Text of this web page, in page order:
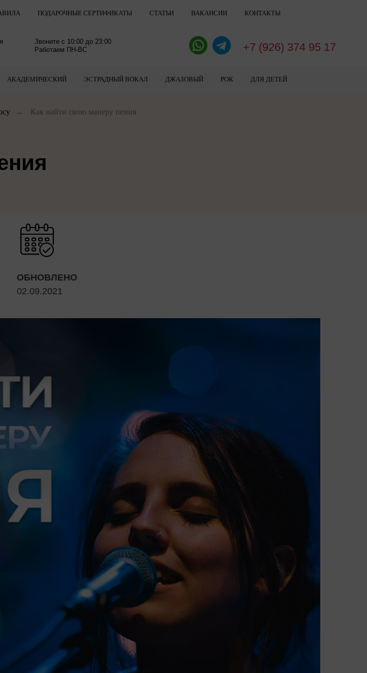
ПОДАРОЧНЫЕ СЕРТИФИКАТЫ СТАТЬИ ВАКАНСИИ КОНТАКТЫ
+7 (926) 374 95 17
Звоните с 10:00 до 23:00
Работаем ПН-ВС
АКАДЕМИЧЕСКИЙ ЭСТРАДНЫЙ ВОКАЛ ДЖАЗОВЫЙ РОК ДЛЯ ДЕТЕЙ
→ Как найти свою манеру пения
ОБНОВЛЕНО
02.09.2021